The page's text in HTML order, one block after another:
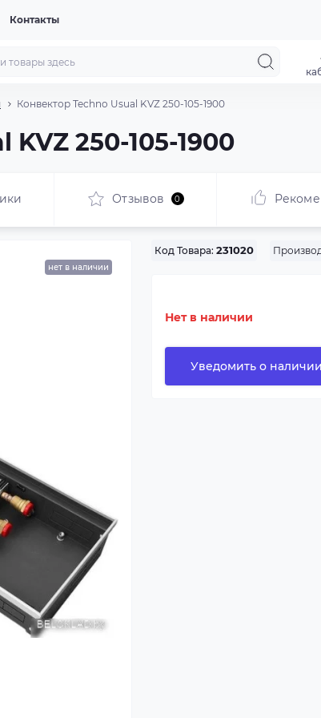
Контакты
Конвектор Techno Usual KVZ 250-105-1900
250-105-1900
Отзывов 0
нет в наличии
Код Товара: 231020
Нет в наличии
Уведомить о